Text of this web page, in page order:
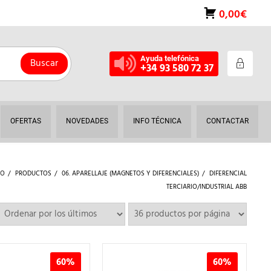
0,00€
Buscar Ayuda telefónica
+34 93 580 72 37
OFERTAS NOVEDADES INFO TÉCNICA CONTACTAR
PRODUCTOS 06. APARELLAJE (MAGNETOS Y DIFERENCIALES)
DIFERENCIAL
TERCIARIO/INDUSTRIAL ABB
60% 60%